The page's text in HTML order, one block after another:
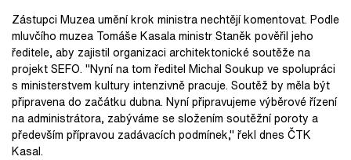
Zástupci Muzea umění krok ministra nechtějí komentovat. Podle
mluvčího muzea Tomáše Kasala ministr Staněk pověřil jeho
ředitele, aby zajistil organizaci architektonické soutěže na
projekt SEFO. "Nyní na tom ředitel Michal Soukup ve spolupráci
s ministerstvem kultury intenzivně pracuje. Soutěž by měla být
připravena do začátku dubna. Nyní připravujeme výběrové řízení
na administrátora, zabýváme se složením soutěžní poroty a
především přípravou zadávacích podmínek," řekl dnes ČTK
Kasal.